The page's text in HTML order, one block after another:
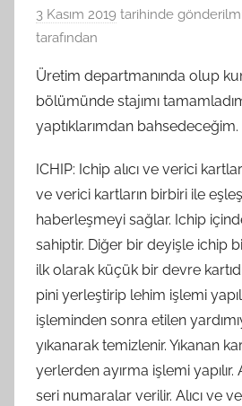
3 Kasım 2019 tarihinde
tarafından
Üretim departmanında olup
bölümünde stajımı
yaptıklarımdan bahsedeceğim.
ICHIP: Ichip alıcı ve verici
ve verici kartların birbiri ile
haberleşmeyi sağlar. Ichip
sahiptir. Diğer bir deyişle ichip
ilk olarak küçük bir devre
pini yerleştirip lehim işlemi
işleminden sonra etilen
yıkanarak temizlenir. Yıkanan
yerlerden ayırma işlemi yapılır.
seri numaralar verilir. Alıcı ve